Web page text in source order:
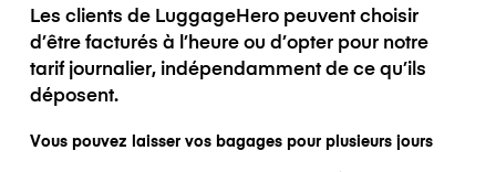
Les clients de LuggageHero peuvent choisir
d’être facturés à l’heure ou d’opter pour notre
tarif journalier, indépendamment de ce qu’ils
déposent.
Vous pouvez laisser vos bagages pour plusieurs jours